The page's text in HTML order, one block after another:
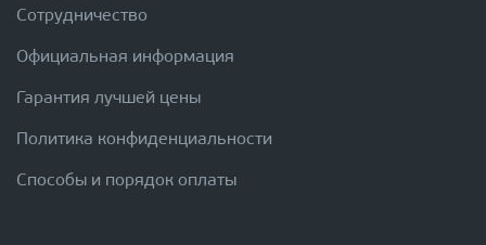
Сотрудничество
Официальная информация
Гарантия лучшей цены
Политика конфиденциальности
Способы и порядок оплаты